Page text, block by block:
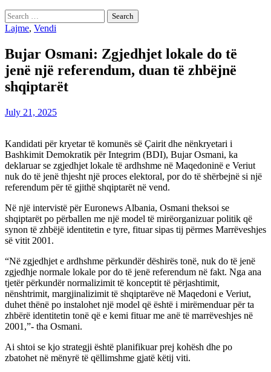
Search
for:
Lajme, Vendi
Bujar Osmani: Zgjedhjet lokale do të
jenë një referendum, duan të zhbëjnë
shqiptarët
July 21, 2025
Kandidati për kryetar të komunës së Çairit dhe nënkryetari i
Bashkimit Demokratik për Integrim (BDI), Bujar Osmani, ka
deklaruar se zgjedhjet lokale të ardhshme në Maqedoninë e Veriut
nuk do të jenë thjesht një proces elektoral, por do të shërbejnë si një
referendum për të gjithë shqiptarët në vend.
Në një intervistë për Euronews Albania, Osmani theksoi se
shqiptarët po përballen me një model të mirëorganizuar politik që
synon të zhbëjë identitetin e tyre, fituar sipas tij përmes Marrëveshjes
së vitit 2001.
“Në zgjedhjet e ardhshme përkundër dëshirës tonë, nuk do të jenë
zgjedhje normale lokale por do të jenë referendum në fakt. Nga ana
tjetër përkundër normalizimit të konceptit të përjashtimit,
nënshtrimit, margjinalizimit të shqiptarëve në Maqedoni e Veriut,
duhet thënë po instalohet një model që është i mirëmenduar për ta
zhbërë identitetin tonë që e kemi fituar me anë të marrëveshjes në
2001,”- tha Osmani.
Ai shtoi se kjo strategji është planifikuar prej kohësh dhe po
zbatohet në mënyrë të qëllimshme gjatë këtij viti.